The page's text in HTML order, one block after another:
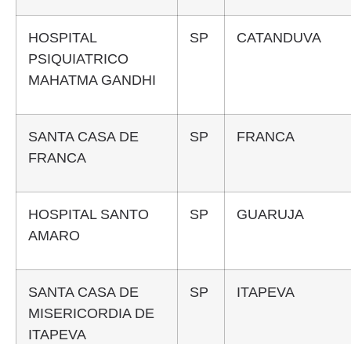
HOSPITAL
PSIQUIATRICO
MAHATMA GANDHI
SP CATANDUVA
SANTA CASA DE
FRANCA
SP FRANCA
HOSPITAL SANTO
AMARO
SP GUARUJA
SANTA CASA DE
MISERICORDIA DE
ITAPEVA
SP ITAPEVA